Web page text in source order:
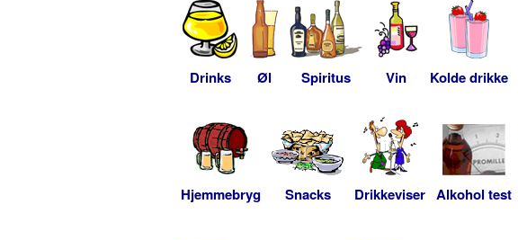
Drinks Øl Spiritus Vin Kolde drikke
Hjemmebryg Snacks Drikkeviser Alkohol test